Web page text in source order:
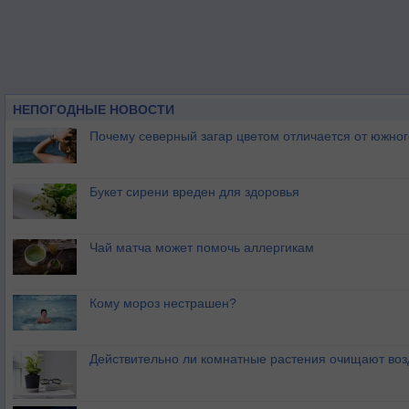
НЕПОГОДНЫЕ НОВОСТИ
Почему северный загар цветом отличается от
Букет сирени вреден для здоровья
Чай матча может помочь аллергикам
Кому мороз нестрашен?
Действительно ли комнатные растения очищают